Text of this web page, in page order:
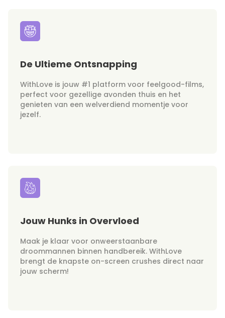
De Ultieme Ontsnapping
WithLove is jouw #1 platform voor feelgood-films,
perfect voor gezellige avonden thuis en het
genieten van een welverdiend momentje voor
jezelf.
Jouw Hunks in Overvloed
Maak je klaar voor onweerstaanbare
droommannen binnen handbereik. WithLove
brengt de knapste on-screen crushes direct naar
jouw scherm!